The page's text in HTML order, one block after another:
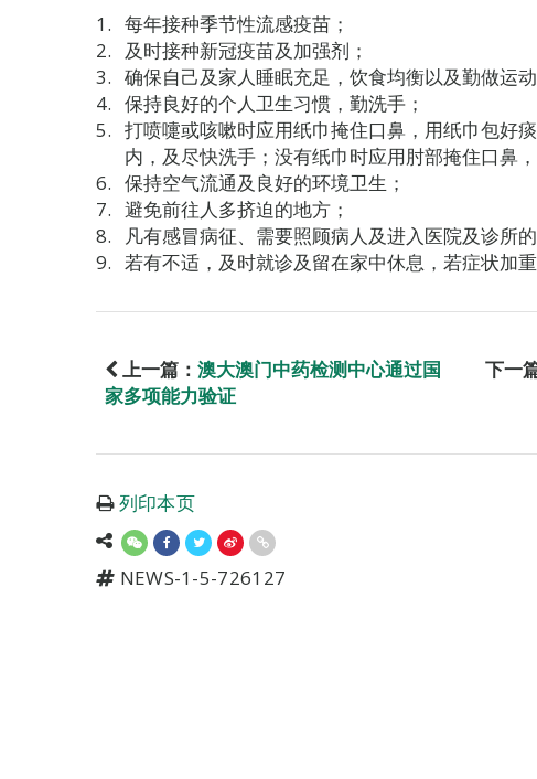
每年接种季节性流感疫苗；
及时接种新冠疫苗及加强剂；
确保自己及家人睡眠充足，饮食均衡以及勤做运动
保持良好的个人卫生习惯，勤洗手；
打喷嚏或咳嗽时应用纸巾掩住口鼻，用纸巾包好
内，及尽快洗手；没有纸巾时应用肘部掩住口鼻
保持空气流通及良好的环境卫生；
避免前往人多挤迫的地方；
凡有感冒病征、需要照顾病人及进入医院及诊所
若有不适，及时就诊及留在家中休息，若症状加重
上一篇： 澳大澳门中药检测中心通过国
家多项能力验证
下一
列印本页
NEWS-1-5-726127